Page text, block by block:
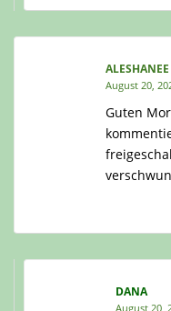
ALESHANEE
August 20,
Guten
DANA
August 20,